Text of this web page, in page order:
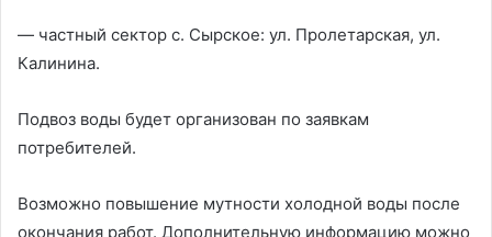
— частный сектор с. Сырское: ул. Пролетарская, ул.
Калинина.
Подвоз воды будет организован по заявкам
потребителей.
Возможно повышение мутности холодной воды после
окончания работ. Дополнительную информацию можно